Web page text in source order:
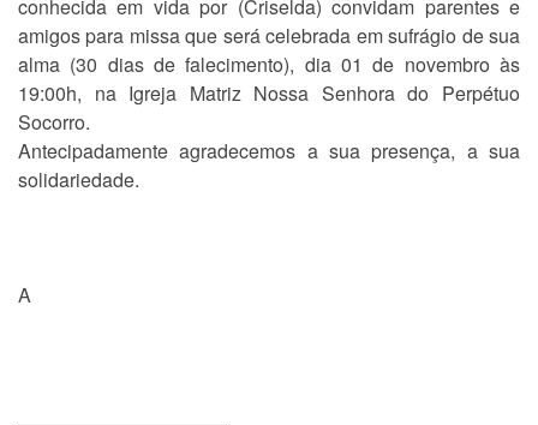
conhecida em vida por (Criselda) convidam parentes e
amigos para missa que será celebrada em sufrágio de sua
alma (30 dias de falecimento), dia 01 de novembro às
19:00h, na Igreja Matriz Nossa Senhora do Perpétuo
Socorro.
Antecipadamente agradecemos a sua presença, a sua
solidariedade.
A